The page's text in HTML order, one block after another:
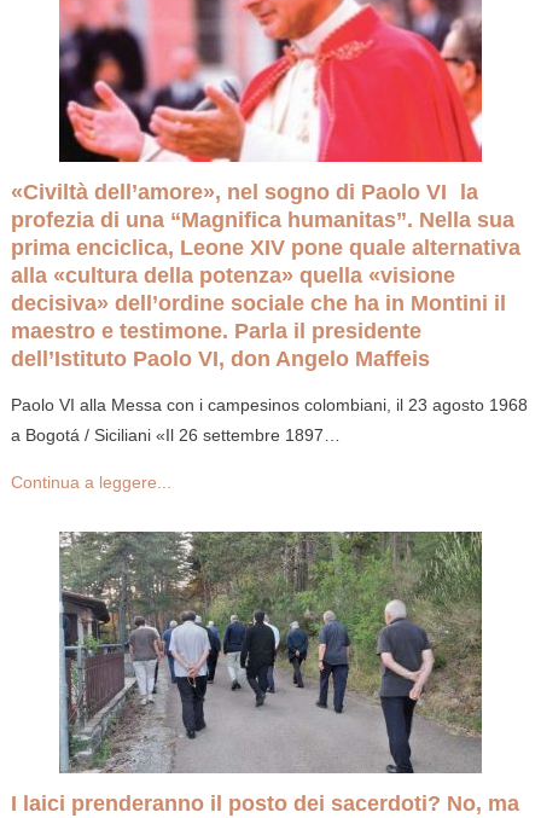
«Civiltà dell’amore», nel sogno di Paolo VI la
profezia di una “Magnifica humanitas”. Nella sua
prima enciclica, Leone XIV pone quale alternativa
alla «cultura della potenza» quella «visione
decisiva» dell’ordine sociale che ha in Montini il
maestro e testimone. Parla il presidente
dell’Istituto Paolo VI, don Angelo Maffeis
Paolo VI alla Messa con i campesinos colombiani, il 23 agosto 1968
a Bogotá / Siciliani «Il 26 settembre 1897…
Continua a leggere...
I laici prenderanno il posto dei sacerdoti? No, ma